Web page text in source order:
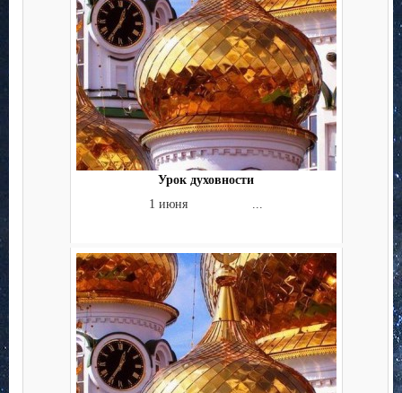
Урок духовности
1 июня ...